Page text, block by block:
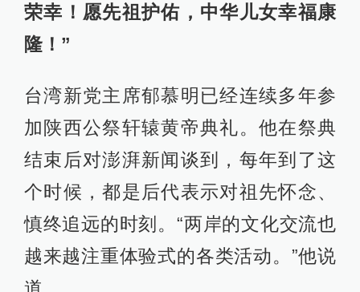
荣幸！愿先祖护佑，中华儿女幸福康
隆！”
台湾新党主席郁慕明已经连续多年参
加陕西公祭轩辕黄帝典礼。他在祭典
结束后对澎湃新闻谈到，每年到了这
个时候，都是后代表示对祖先怀念、
慎终追远的时刻。“两岸的文化交流也
越来越注重体验式的各类活动。”他说
道。